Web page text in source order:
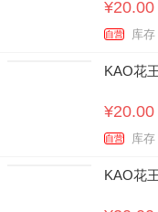
¥20.00
自营
KAO花
¥20.00
自营
KAO花